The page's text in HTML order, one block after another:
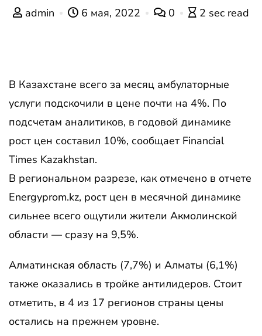
admin 6 мая, 2022 0 2 sec read
В Казахстане всего за месяц амбулаторные
услуги подскочили в цене почти на 4%. По
подсчетам аналитиков, в годовой динамике
рост цен составил 10%, сообщает Financial
Times Kazakhstan.
В региональном разрезе, как отмечено в отчете
Energyprom.kz, рост цен в месячной динамике
сильнее всего ощутили жители Акмолинской
области — сразу на 9,5%.
Алматинская область (7,7%) и Алматы (6,1%)
также оказались в тройке антилидеров. Стоит
отметить, в 4 из 17 регионов страны цены
остались на прежнем уровне.